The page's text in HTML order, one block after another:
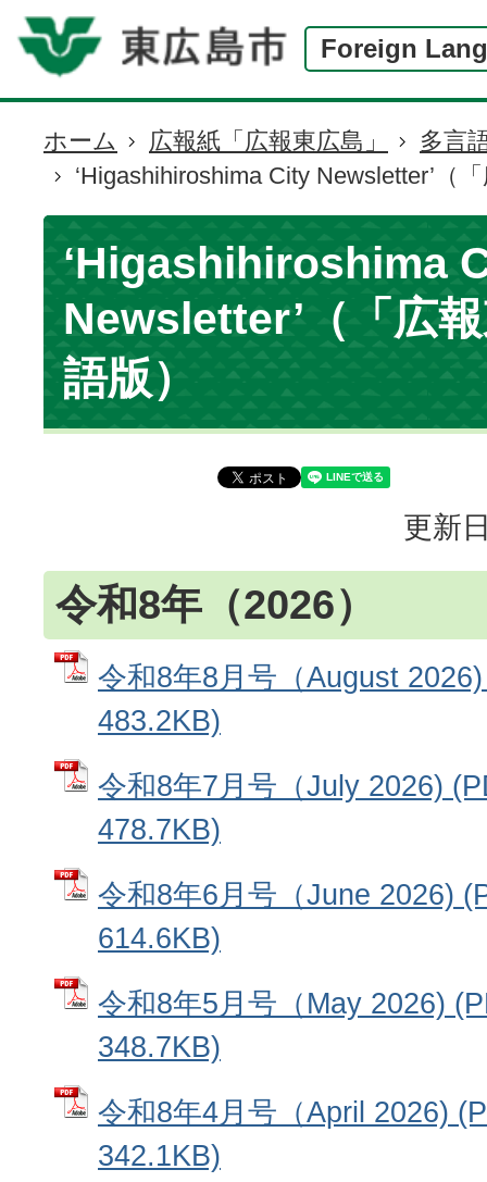
Foreign
現
在
の
位
置
ホーム 広報紙「広報東広島」
多言
‘Higashihiroshima City Newsletter’（
‘Higashihiroshima
Newsletter’（「広
語版）
更新
令和8年（2026）
令和8年8月号（August
483.2KB)
令和8年7月号（July 2026)
478.7KB)
令和8年6月号（June 2026)
614.6KB)
令和8年5月号（May 2026)
348.7KB)
令和8年4月号（April 2026)
342.1KB)